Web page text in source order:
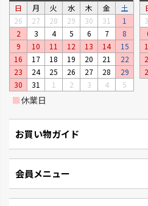
日 月 火 水 木 金
土
26
27 28 29 30 31
1
2
3 4 5 6 7
8
9
10 11 12 13 14
15
16
17 18 19 20 21
22
23
24 25 26 27 28
29
30
31 1 2 3 4 5
■休業日
お買い物ガイド
会員メニュー